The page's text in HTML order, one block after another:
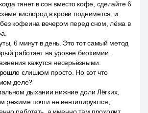
тянет в сон вместо кофе, сделайте 6
кислород в крови поднимется, и
без кофеина вечером перед сном, лёжа в
6 минут в день. Это тот самый метод
работает на уровне биохимии.
кажутся несерьёзными.
слишком просто. Но вот что
деле?
дыхании нижние доли Лёгких,
режиме почти не вентилируются,